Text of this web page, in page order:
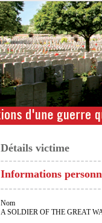
Détails victime
Informations
Nom
A SOLDIER OF THE GREAT